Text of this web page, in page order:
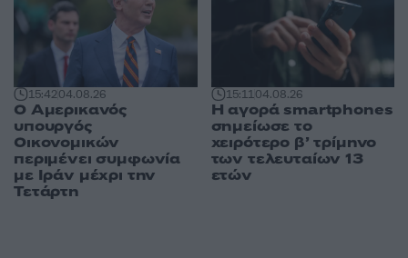
15:4204.08.26
Ο Αμερικανός
υπουργός
Οικονομικών
περιμένει συμφωνία
με Ιράν μέχρι την
Τετάρτη
15:1104.08.26
Η αγορά smartphones
σημείωσε το
χειρότερο β’ τρίμηνο
των τελευταίων 13
ετών